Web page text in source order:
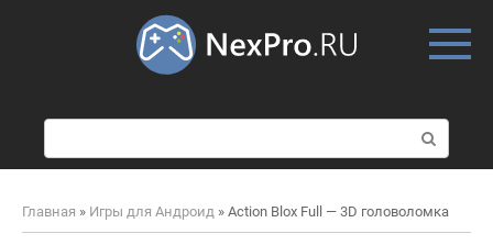
о
и
к
Главная » Игры для Андроид » Action Blox Full — 3D головоломка